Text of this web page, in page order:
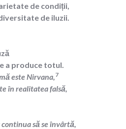
de condiții,
de iluzii.
a produce totul.
este Nirvana,7
în realitatea falsă,
să se învârtă,